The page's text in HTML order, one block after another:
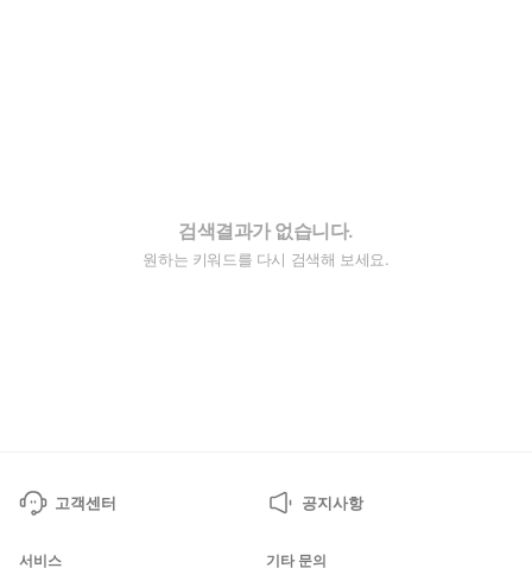
검색결과가 없습니다.
원하는 키워드를 다시 검색해 보세요.
고객센터 공지사항
서비스 기타 문의